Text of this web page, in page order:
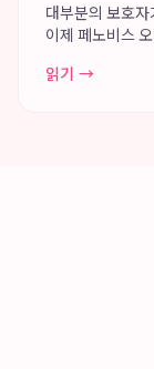
대부분의 보호
이제 페노비스
지 치약 기호성
읽기 →